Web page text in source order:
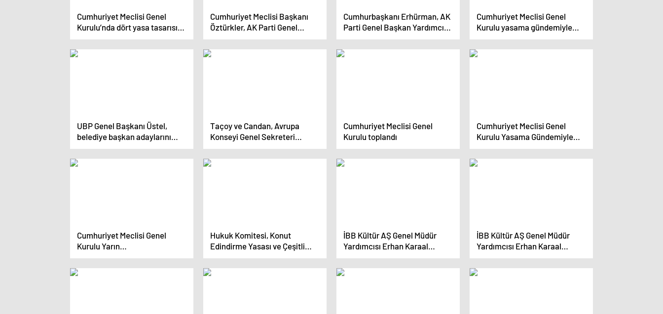
Cumhuriyet Meclisi Genel
Kurulu’nda dört yasa tasarısı
ve bir yasa önerisi kabul edildi
Cumhuriyet Meclisi Başkanı
Öztürkler, AK Parti Genel
Başkan Yardımcısı Zorlu’yu
kabul etti
Cumhurbaşkanı Erhürman, AK
Parti Genel Başkan Yardımcısı
Kürşad Zorlu ile Bir Araya Geldi
Cumhuriyet Meclisi Genel
Kurulu yasama gündemiyle
toplandı
UBP Genel Başkanı Üstel,
belediye başkan adaylarını
açıkladı
Taçoy ve Candan, Avrupa
Konseyi Genel Sekreteri
Berset ile görüştü
Cumhuriyet Meclisi Genel
Kurulu toplandı
Cumhuriyet Meclisi Genel
Kurulu Yasama Gündemiyle
Toplandı
Cumhuriyet Meclisi Genel
Kurulu Yarın
ToplanıyorGündem Yoğun
Hukuk Komitesi, Konut
Edindirme Yasası ve Çeşitli
Karar Tasarılarını Genel Kurul’a
Sevk Etti
İBB Kültür AŞ Genel Müdür
Yardımcısı Erhan Karaal
kaçırıldı
İBB Kültür AŞ Genel Müdür
Yardımcısı Erhan Karaal
kaçırıldı